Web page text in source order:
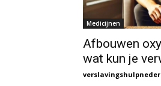
Medicijnen
Afbouwen
wat kun je